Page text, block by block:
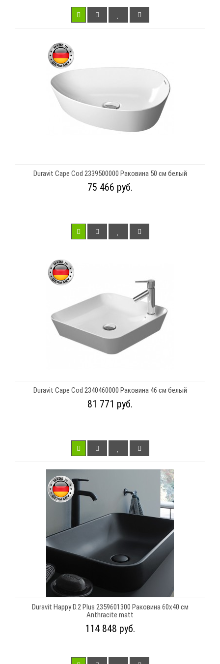
Duravit Cape Cod 2339500000 Раковина 50 см белый
75 466 руб.
Duravit Cape Cod 2340460000 Раковина 46 см белый
81 771 руб.
Duravit Happy D.2 Plus 2359601300 Раковина 60х40 см
Anthracite matt
114 848 руб.